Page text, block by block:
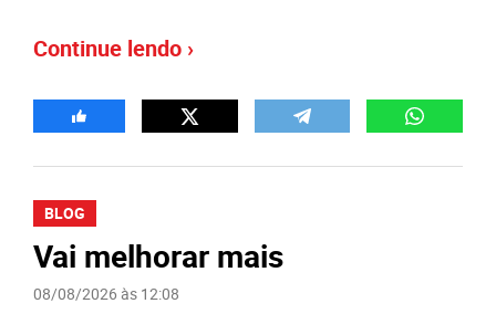
Continue lendo ›
BLOG
Vai melhorar mais
08/08/2026 às 12:08